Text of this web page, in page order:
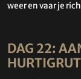
weer en vaar je
DAG 22: